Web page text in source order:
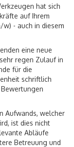
hat sich
auf Ihrem
w) - auch in diesem
eine neue
regen Zulauf in
für die
schriftlich
Aufwands, welcher
ist dies nicht
Abläufe
Betreuung und